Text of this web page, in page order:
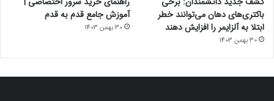
باکتری‌های دهان می‌توانند خطر
ابتلا به آلزایمر را افزایش دهند
30 بهمن 1403
آموزش جامع قدم به قدم
30 بهمن 1403